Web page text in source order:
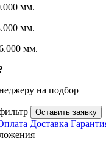
мм.
мм.
мм.
на подбор
Оставить заявку
Доставка